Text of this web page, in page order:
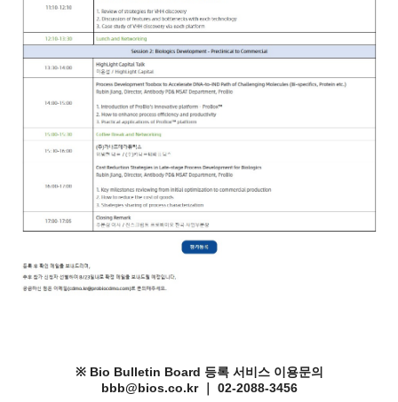
※ Bio Bulletin Board 등록 서비스 이용문의
bbb@bios.co.kr ｜ 02-2088-3456